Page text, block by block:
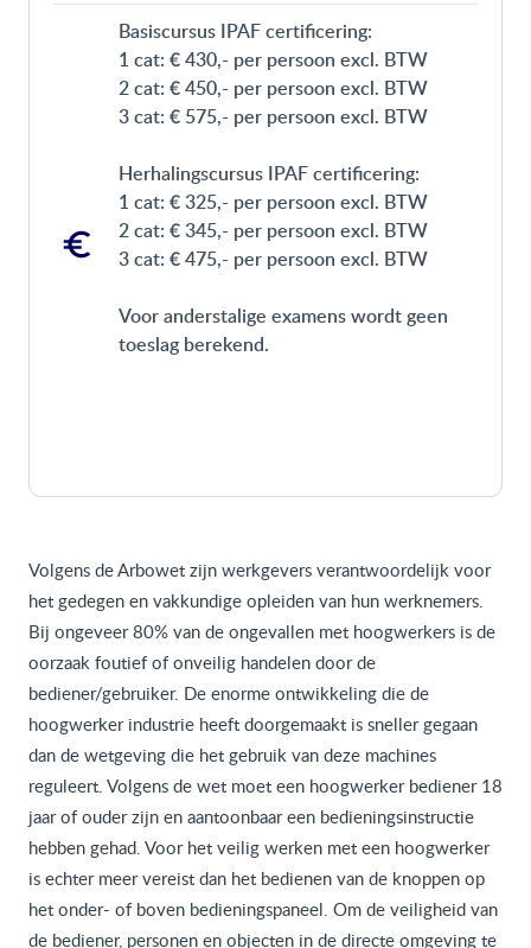
Volgens de Arbowet zijn werkgevers verantwoordelijk voor
het gedegen en vakkundige opleiden van hun werknemers.
Bij ongeveer 80% van de ongevallen met hoogwerkers is de
oorzaak foutief of onveilig handelen door de
bediener/gebruiker. De enorme ontwikkeling die de
hoogwerker industrie heeft doorgemaakt is sneller gegaan
dan de wetgeving die het gebruik van deze machines
reguleert. Volgens de wet moet een hoogwerker bediener 18
jaar of ouder zijn en aantoonbaar een bedieningsinstructie
hebben gehad. Voor het veilig werken met een hoogwerker
is echter meer vereist dan het bedienen van de knoppen op
het onder- of boven bedieningspaneel. Om de veiligheid van
de bediener, personen en objecten in de directe omgeving te
Basiscursus IPAF certificering:
1 cat: € 430,- per persoon excl. BTW
2 cat: € 450,- per persoon excl. BTW
3 cat: € 575,- per persoon excl. BTW
Herhalingscursus IPAF certificering:
1 cat: € 325,- per persoon excl. BTW
2 cat: € 345,- per persoon excl. BTW
3 cat: € 475,- per persoon excl. BTW
Voor anderstalige examens wordt geen
toeslag berekend.